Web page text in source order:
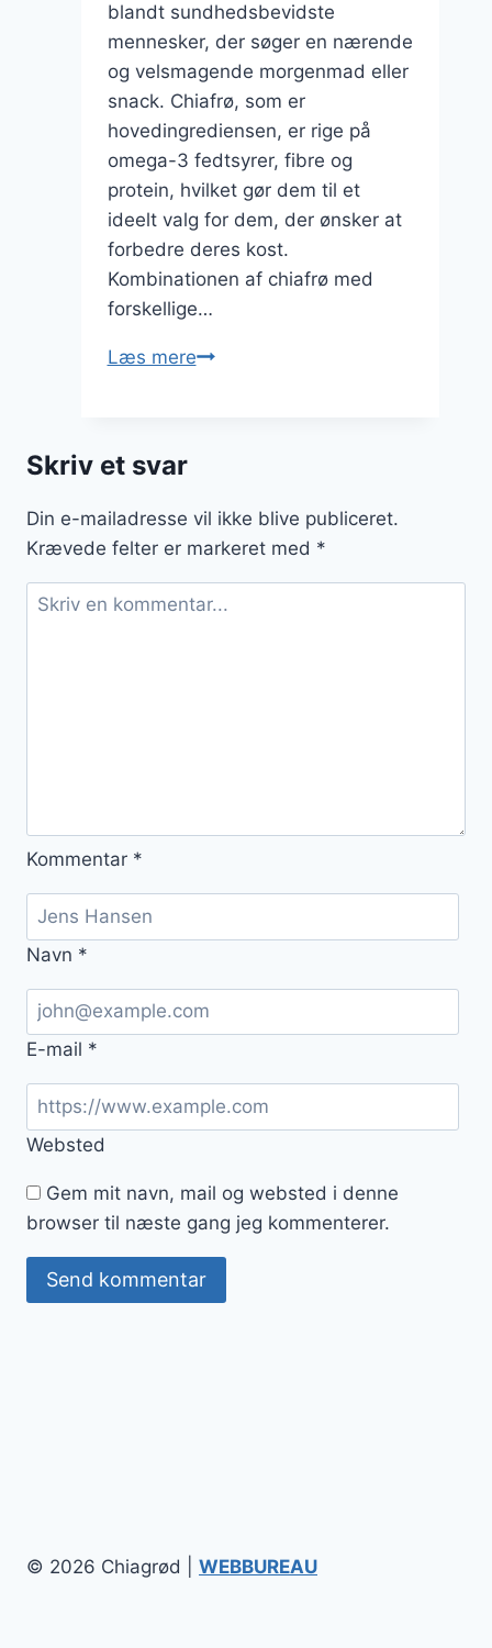
blandt sundhedsbevidste
mennesker, der søger en nærende
og velsmagende morgenmad eller
snack. Chiafrø, som er
hovedingrediensen, er rige på
omega-3 fedtsyrer, fibre og
protein, hvilket gør dem til et
ideelt valg for dem, der ønsker at
forbedre deres kost.
Kombinationen af chiafrø med
forskellige…
Læs mereChiagrød
Skriv et svar
Din e-mailadresse vil ikke blive publiceret.
Krævede felter er markeret med *
Kommentar *
Navn *
E-mail *
Websted
Gem mit navn, mail og websted i denne
browser til næste gang jeg kommenterer.
© 2026 Chiagrød | WEBBUREAU